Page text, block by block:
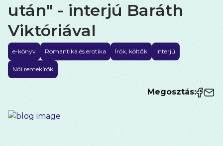
után" - interjú Baráth
Viktóriával
e-könyv Romantika és erotika Írók, költők Interjú
Női remekírók
Megosztás: